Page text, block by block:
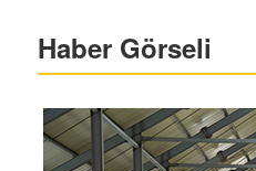
Haber Görseli